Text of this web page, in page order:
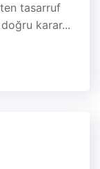
tasarruf
karar...